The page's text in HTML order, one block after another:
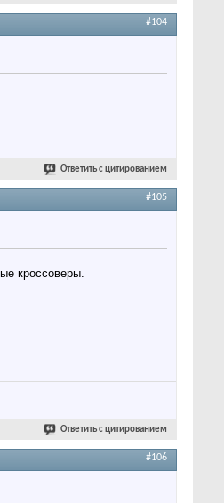
#104
Ответить с цитированием
#105
кроссоверы.
Ответить с цитированием
#106